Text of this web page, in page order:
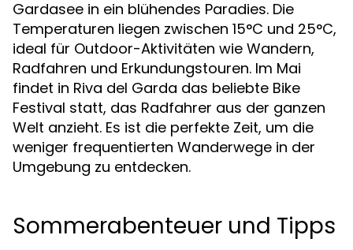
Gardasee in ein blühendes Paradies. Die
Temperaturen liegen zwischen 15°C und 25°C,
ideal für Outdoor-Aktivitäten wie Wandern,
Radfahren und Erkundungstouren. Im Mai
findet in Riva del Garda das beliebte Bike
Festival statt, das Radfahrer aus der ganzen
Welt anzieht. Es ist die perfekte Zeit, um die
weniger frequentierten Wanderwege in der
Umgebung zu entdecken.
Sommerabenteuer und Tipps